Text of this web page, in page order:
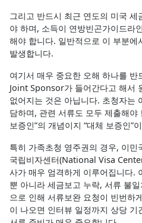
그리고 반드시 최근 연도의 미국
야 하며, 소득이 연방빈곤가이드
해야 합니다. 일반적으로 이 부분에
발생합니다.
여기서 매우 중요한 오해 하나를 반
Joint Sponsor가 들어간다고 해서
없어지는 것은 아닙니다. 초청자는
담하며, 관련 서류도 모두 제출해야
보증인”의 개념이지 “대체 보증인”
특히 가족초청 영주권의 경우, 이민
국립비자센터(National Visa
사가 매우 엄격하게 이루어집니다.
뿐 아니라 세금보고 누락, 서류 불
으로 인해 서류보완 요청이 빈번하
이 나오면 인터뷰 일정까지 상당 기